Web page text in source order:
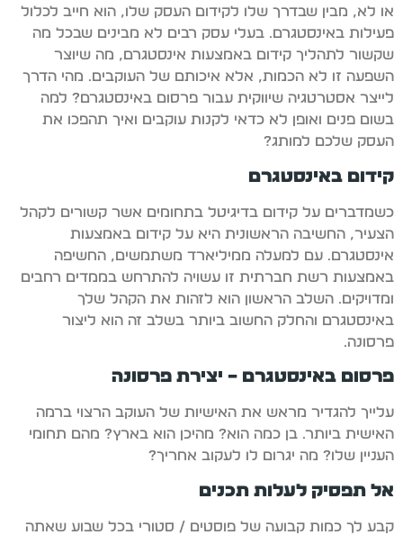
או לא, מבין שבדרך שלו לקידום העסק שלו, הוא חייב לכלול
פעילות באינסטגרם. בעלי עסק רבים לא מבינים שבכל מה
שקשור לתהליך קידום באמצעות אינסטגרם, מה שיוצר
השפעה זו לא הכמות, אלא איכותם של העוקבים. מהי הדרך
לייצר אסטרטגיה שיווקית עבור פרסום באינסטגרם? למה
בשום פנים ואופן לא כדאי לקנות עוקבים ואיך תהפכו את
העסק שלכם למותג?
קידום באינסטגרם
כשמדברים על קידום בדיגיטל בתחומים אשר קשורים לקהל
הצעיר, החשיבה הראשונית היא על קידום באמצעות
אינסטגרם. עם למעלה ממיליארד משתמשים, החשיפה
באמצעות רשת חברתית זו עשויה להתרחש בממדים רחבים
ומדויקים. השלב הראשון הוא לזהות את הקהל שלך
באינסטגרם והחלק החשוב ביותר בשלב זה הוא ליצור
פרסונה.
פרסום באינסטגרם – יצירת פרסונה
עלייך להגדיר מראש את האישיות של העוקב הרצוי ברמה
האישית ביותר. בן כמה הוא? מהיכן הוא בארץ? מהם תחומי
העניין שלו? מה יגרום לו לעקוב אחריך?
אל תפסיק לעלות תכנים
קבע לך כמות קבועה של פוסטים / סטורי בכל שבוע שאתה